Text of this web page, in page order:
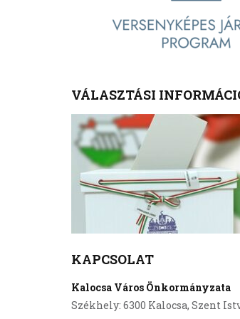
VÁLASZTÁSI
KAPCSOLAT
Kalocsa Város Önkormányzata
Székhely: 6300 Kalocsa, Szent